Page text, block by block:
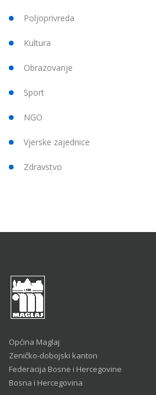
Poljoprivreda
Kultura
Obrazovanje
Sport
NGO
Vjerske zajednice
Zdravstvo
Općina Maglaj
Zeničko-dobojski kanton
Federacija Bosne i Hercegovine
Bosna i Hercegovina